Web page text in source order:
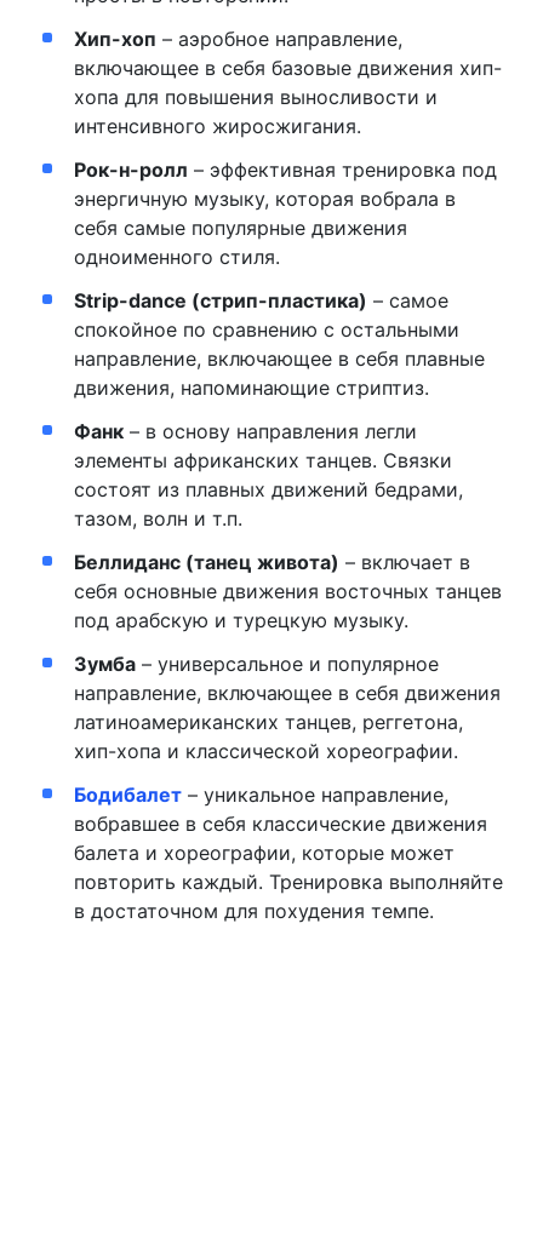
Хип-хоп – аэробное направление,
включающее в себя базовые движения хип-
хопа для повышения выносливости и
интенсивного жиросжигания.
Рок-н-ролл – эффективная тренировка под
энергичную музыку, которая вобрала в
себя самые популярные движения
одноименного стиля.
Strip-dance (стрип-пластика) – самое
спокойное по сравнению с остальными
направление, включающее в себя плавные
движения, напоминающие стриптиз.
Фанк– в основу направления легли
элементы африканских танцев. Связки
состоят из плавных движений бедрами,
тазом, волн и т.п.
Беллиданс (танец живота) – включает в
себя основные движения восточных танцев
под арабскую и турецкую музыку.
Зумба– универсальное и популярное
направление, включающее в себя движения
латиноамериканских танцев, реггетона,
хип-хопа и классической хореографии.
Бодибалет– уникальное направление,
вобравшее в себя классические движения
балета и хореографии, которые может
повторить каждый. Тренировка выполняйте
в достаточном для похудения темпе.